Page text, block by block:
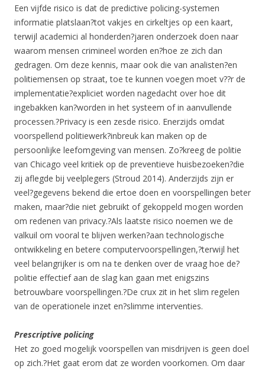
Een vijfde risico is dat de predictive policing-systemen
informatie platslaan?tot vakjes en cirkeltjes op een kaart,
terwijl academici al honderden?jaren onderzoek doen naar
waarom mensen crimineel worden en?hoe ze zich dan
gedragen. Om deze kennis, maar ook die van analisten?en
politiemensen op straat, toe te kunnen voegen moet v??r de
implementatie?expliciet worden nagedacht over hoe dit
ingebakken kan?worden in het systeem of in aanvullende
processen.?Privacy is een zesde risico. Enerzijds omdat
voorspellend politiewerk?inbreuk kan maken op de
persoonlijke leefomgeving van mensen. Zo?kreeg de politie
van Chicago veel kritiek op de preventieve huisbezoeken?die
zij aflegde bij veelplegers (Stroud 2014). Anderzijds zijn er
veel?gegevens bekend die ertoe doen en voorspellingen beter
maken, maar?die niet gebruikt of gekoppeld mogen worden
om redenen van privacy.?Als laatste risico noemen we de
valkuil om vooral te blijven werken?aan technologische
ontwikkeling en betere computervoorspellingen,?terwijl het
veel belangrijker is om na te denken over de vraag hoe de?
politie effectief aan de slag kan gaan met enigszins
betrouwbare voorspellingen.?De crux zit in het slim regelen
van de operationele inzet en?slimme interventies.
Prescriptive policing
Het zo goed mogelijk voorspellen van misdrijven is geen doel
op zich.?Het gaat erom dat ze worden voorkomen. Om daar